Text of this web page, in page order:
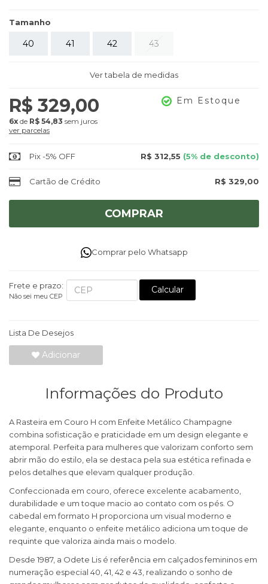
Tamanho
40 41 42 43
Ver tabela de medidas
R$ 329,00
6x de R$ 54,83 sem juros
ver parcelas
Em Estoque
Pix -5% OFF R$ 312,55 (5% de desconto)
Cartão de Crédito R$ 329,00
COMPRAR
Comprar pelo Whatsapp
Frete e prazo:
Não sei meu CEP
Calcular
Lista De Desejos
Adicionar
Informações do Produto
A Rasteira em Couro H com Enfeite Metálico Champagne
combina sofisticação e praticidade em um design elegante e
atemporal. Perfeita para mulheres que valorizam conforto sem
abrir mão do estilo, ela se destaca pela sua estética refinada e
pelos detalhes que elevam qualquer produção.
Confeccionada em couro, oferece excelente acabamento,
durabilidade e um toque macio ao contato com os pés. O
cabedal em formato H proporciona um visual moderno e
elegante, enquanto o enfeite metálico adiciona um toque de
requinte que valoriza ainda mais o modelo.
Desde 1987, a Odete Lis é referência em calçados femininos em
numeração especial 40, 41, 42 e 43, realizando o sonho de